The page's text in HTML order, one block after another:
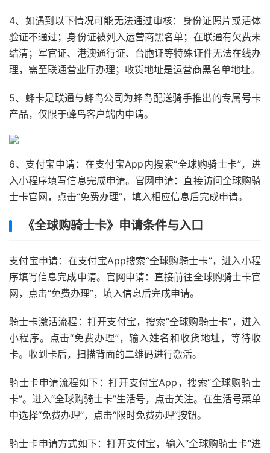
4、如遇到以下情况可能无法通过审核：身份证照片或活体
验证不通过；身份证被列入运营商黑名单；在联通有欠费未
结清；军官证、港澳通行证、台胞证等特殊证件无法在线办
理，需至联通营业厅办理；收货地址是运营商黑名单地址。
5、蜂卡是联通与蜂鸟公司为蜂鸟配送骑手推出的专属号卡
产品，仅限于蜂鸟客户端内申请。
6、支付宝申请：在支付宝App内搜索“全球购骑士卡”，进
入小程序填写信息完成申请。官网申请：直接访问全球购骑
士卡官网，点击“免费办理”，填入相应信息后完成申请。
《全球购骑士卡》申请条件与入口
支付宝申请：在支付宝App搜索“全球购骑士卡”，进入小程
序填写信息完成申请。官网申请：直接前往全球购骑士卡官
网，点击“免费办理”，填入信息后完成申请。
骑士卡激活流程：打开支付宝，搜索“全球购骑士卡”，进入
小程序。点击“免费办理”，输入姓名和收货地址，等待收
卡。收到卡后，扫描背面的二维码进行激活。
骑士卡申请流程如下：打开支付宝App，搜索“全球购骑士
卡”。进入“全球购骑士卡”生活号，点击关注。在生活号菜单
中选择“免费办理”，点击“限时免费办理”按钮。
骑士卡申请方式如下：打开支付宝，输入“全球购骑士卡”进